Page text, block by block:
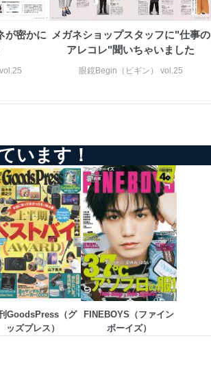
が密かに
メガネショップスタッフに"仕事の
アレコレ"聞いちゃいました
眼鏡Begin（ビギン） vol.25
います！
GoodsPress（グ
ッズプレス）
FINEBOYS（ファイン
ボーイズ）